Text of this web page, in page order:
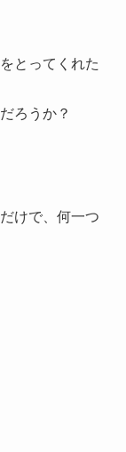
とってくれた
ろうか？
けで、何一つ